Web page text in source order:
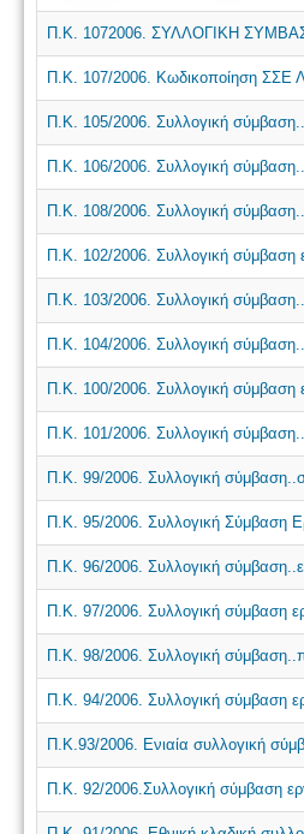
Π.Κ. 1072006. ΣΥΛΛΟΓΙΚΗ
Π.Κ. 107/2006. Κωδικοποίηση ΣΣΕ
Π.Κ. 105/2006. Συλλογική
Π.Κ. 106/2006. Συλλογική
Π.Κ. 108/2006. Συλλογική
Π.Κ. 102/2006. Συλλογική σύμβαση
Π.Κ. 103/2006. Συλλογική
Π.Κ. 104/2006. Συλλογική
Π.Κ. 100/2006. Συλλογική σύμβαση
Π.Κ. 101/2006. Συλλογική
Π.Κ. 99/2006. Συλλογική
Π.Κ. 95/2006. Συλλογική Σύμβαση
Π.Κ. 96/2006. Συλλογική
Π.Κ. 97/2006. Συλλογική σύμβαση
Π.Κ. 98/2006. Συλλογική
Π.Κ. 94/2006. Συλλογική σύμβαση
Π.Κ.93/2006. Ενιαία συλλογική
Π.Κ. 92/2006.Συλλογική σύμβαση